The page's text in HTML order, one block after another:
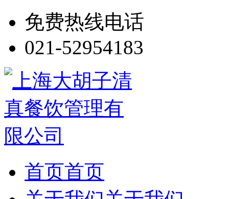
免费热线电话
021-52954183
首页首页